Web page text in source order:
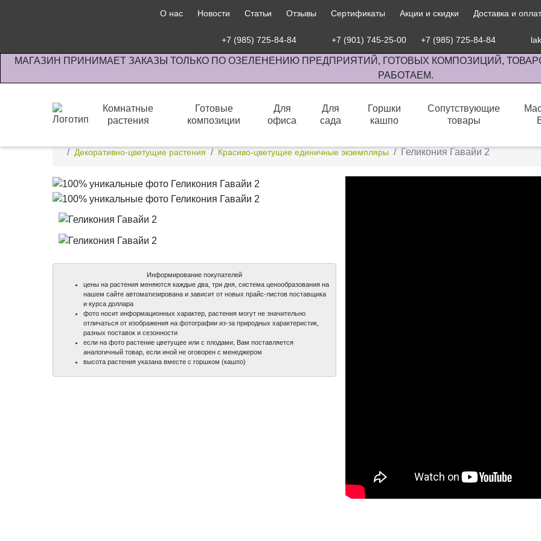
О нас Новости Статьи Отзывы Сертификаты Акции и скидки Доставка и
+7 (985) 725-84-84 +7 (901) 745-25-00 +7 (985) 725-84-84
МАГАЗИН ПРИНИМАЕТ ЗАКАЗЫ ТОЛЬКО ПО ОЗЕЛЕНЕНИЮ ПРЕДПРИЯТИЙ, ГОТОВЫХ КОМПОЗИЦИЙ,
РАБОТАЕМ.
Комнатные
растения
Готовые
композиции
Для
офиса
Для
сада
Горшки
кашпо
Сопутствующие
товары
Декоративно-цветущие растения
Красиво-цветущие единичные экземпляры Геликония Гавайи 2
Информирование покупателей
цены на растения меняются каждые два, три дня, система ценообразования на
нашем сайте автоматизирована и зависит от новых прайс-листов поставщика
и курса доллара
фото носит информационных характер, растения могут не значительно
отличаться от изображения на фотографии из-за природных характеристик,
разных поставок и сезонности
если на фото растение цветущее или с плодами, Вам поставляется
аналогичный товар, если иной не оговорен с менеджером
высота растения указана вместе с горшком (кашпо)